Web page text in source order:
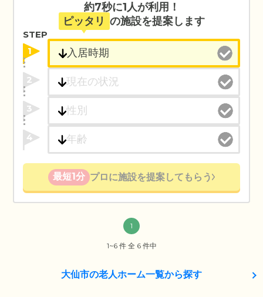
約7秒に1人が利用！
ピッタリ の施設を提案します
STEP
1
2
3
4
最短1分 プロに施設を提案してもらう
1
1~6 件 全 6 件中
大仙市の老人ホーム一覧から探す